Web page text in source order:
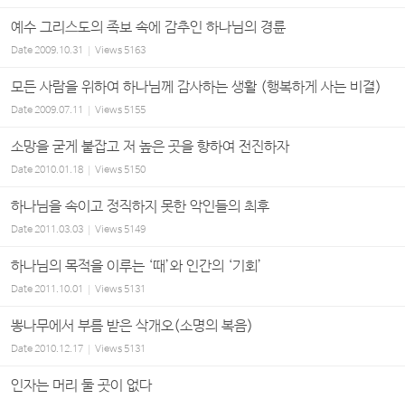
예수 그리스도의 족보 속에 감추인 하나님의 경륜
Date2009.10.31 Views 5163
모든 사람을 위하여 하나님께 감사하는 생활 (행복하게 사는 비결)
Date2009.07.11 Views 5155
소망을 굳게 붙잡고 저 높은 곳을 향하여 전진하자
Date2010.01.18 Views 5150
하나님을 속이고 정직하지 못한 악인들의 최후
Date2011.03.03 Views 5149
하나님의 목적을 이루는 ‘때’와 인간의 ‘기회’
Date2011.10.01 Views 5131
뽕나무에서 부름 받은 삭개오(소명의 복음)
Date2010.12.17 Views 5131
인자는 머리 둘 곳이 없다